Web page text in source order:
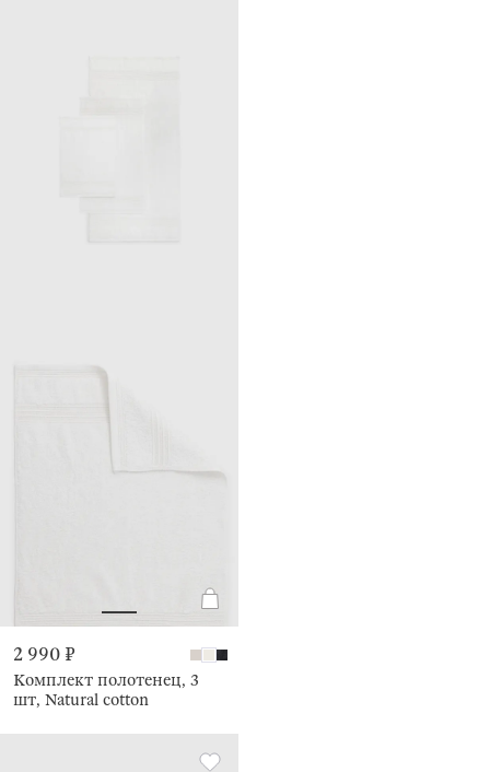
2 990 ₽
Комплект полотенец, 3
шт, Natural cotton